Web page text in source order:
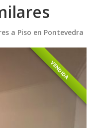
a Piso en Pontevedra
VENDIDA